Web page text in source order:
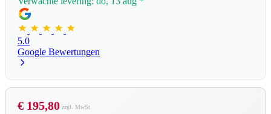
5.0
Google Bewertungen
€ 195,80